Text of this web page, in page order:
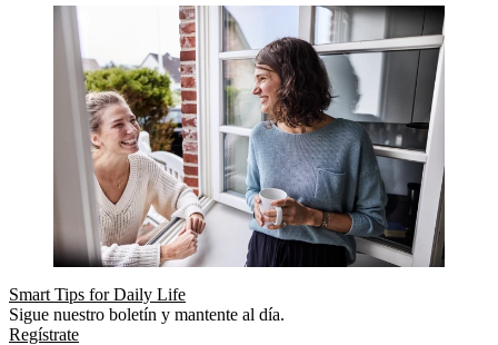
Smart Tips for Daily Life
Sigue nuestro boletín y mantente al día.
Regístrate